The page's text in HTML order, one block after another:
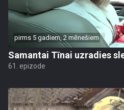
pirms 5 gadiem, 2 mēnešiem
Samantai Tīnai uzradies
61. epizode